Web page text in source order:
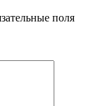
поля